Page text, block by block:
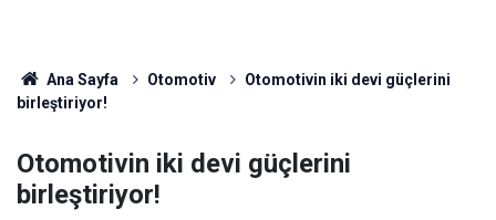
Ana Sayfa Otomotiv
Otomotivin iki devi güçlerini
birleştiriyor!
Otomotivin iki devi güçlerini
birleştiriyor!